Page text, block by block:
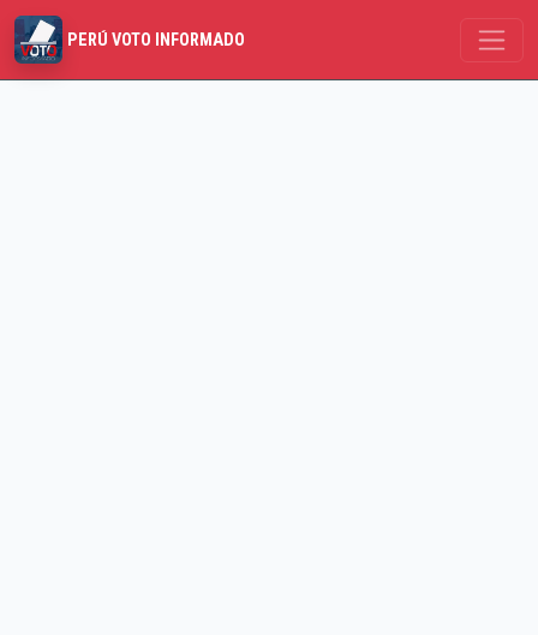
PERÚ VOTO INFORMADO